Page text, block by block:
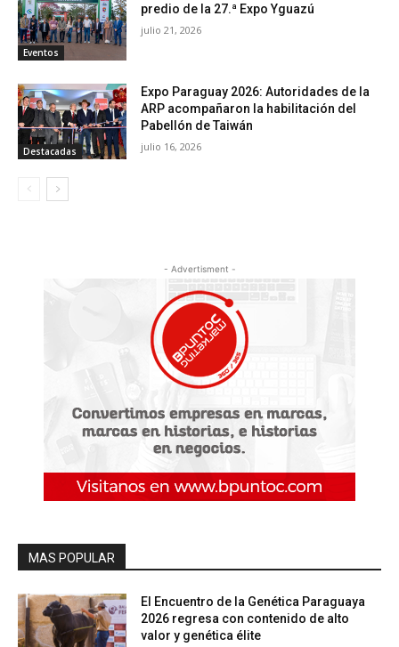
Eventos
predio de la 27.ª Expo Yguazú
julio 21, 2026
Destacadas
Expo Paraguay 2026: Autoridades de la
ARP acompañaron la habilitación del
Pabellón de Taiwán
julio 16, 2026
- Advertisment -
MAS POPULAR
El Encuentro de la Genética Paraguaya
2026 regresa con contenido de alto
valor y genética élite